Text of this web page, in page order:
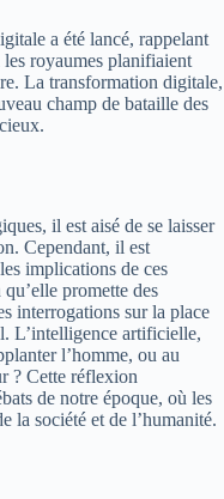
a été lancé, rappelant
les royaumes planifiaient
La transformation digitale,
champ de bataille des
il est aisé de se laisser
Cependant, il est
implications de ces
promette des
interrogations sur la place
L’intelligence artificielle,
l’homme, ou au
? Cette réflexion
de notre époque, où les
la société et de l’humanité.